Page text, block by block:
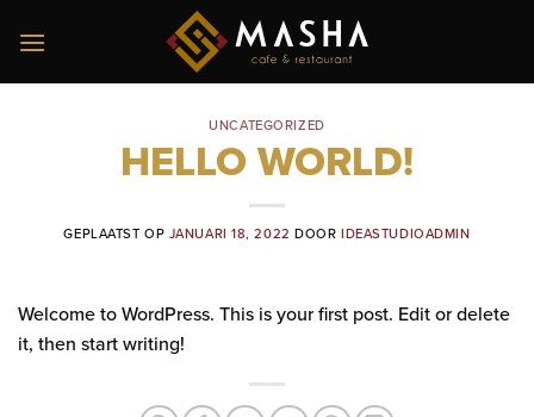
naar
UNCATEGORIZED
HELLO WORLD!
GEPLAATST OP JANUARI 18, 2022 DOORIDEASTUDIOADMIN
Welcome to WordPress. This is your first post. Edit or delete
it, then start writing!